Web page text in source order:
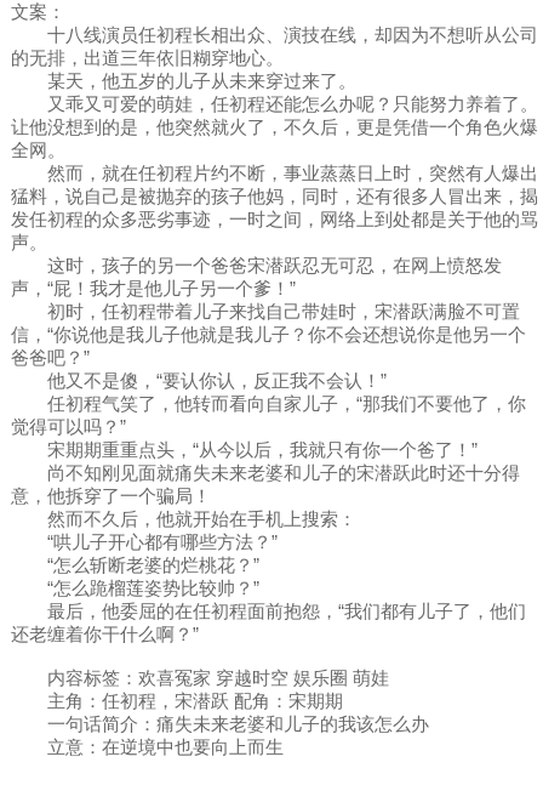
文案：
十八线演员任初程长相出众、演技在线，却因为不想听从公司
的无排，出道三年依旧糊穿地心。
某天，他五岁的儿子从未来穿过来了。
又乖又可爱的萌娃，任初程还能怎么办呢？只能努力养着了。
让他没想到的是，他突然就火了，不久后，更是凭借一个角色火爆
全网。
然而，就在任初程片约不断，事业蒸蒸日上时，突然有人爆出
猛料，说自己是被抛弃的孩子他妈，同时，还有很多人冒出来，揭
发任初程的众多恶劣事迹，一时之间，网络上到处都是关于他的骂
声。
这时，孩子的另一个爸爸宋潜跃忍无可忍，在网上愤怒发
声，“屁！我才是他儿子另一个爹！”
初时，任初程带着儿子来找自己带娃时，宋潜跃满脸不可置
信，“你说他是我儿子他就是我儿子？你不会还想说你是他另一个
爸爸吧？”
他又不是傻，“要认你认，反正我不会认！”
任初程气笑了，他转而看向自家儿子，“那我们不要他了，你
觉得可以吗？”
宋期期重重点头，“从今以后，我就只有你一个爸了！”
尚不知刚见面就痛失未来老婆和儿子的宋潜跃此时还十分得
意，他拆穿了一个骗局！
然而不久后，他就开始在手机上搜索：
“哄儿子开心都有哪些方法？”
“怎么斩断老婆的烂桃花？”
“怎么跪榴莲姿势比较帅？”
最后，他委屈的在任初程面前抱怨，“我们都有儿子了，他们
还老缠着你干什么啊？”
内容标签：欢喜冤家 穿越时空 娱乐圈 萌娃
主角：任初程，宋潜跃 配角：宋期期
一句话简介：痛失未来老婆和儿子的我该怎么办
立意：在逆境中也要向上而生